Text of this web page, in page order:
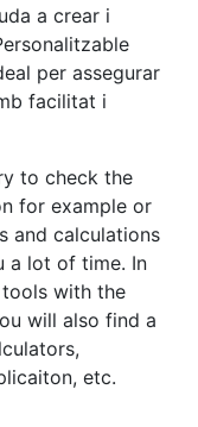
a crear i
per assegurar
facilitat i
to check the
for example or
and calculations
a lot of time. In
with the
will also find a
etc.